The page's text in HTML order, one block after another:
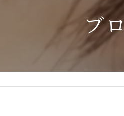
ブ